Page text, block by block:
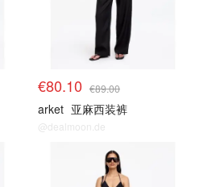
€80.10 €89.00
arket 亚麻西装裤
@dealmoon.de